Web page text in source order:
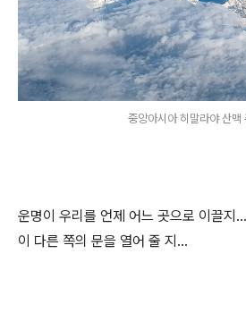
중앙아시아 히말라야 산맥
운명이 우리를 언제 어느 곳으로 이끌지
이 다른 쪽의 문을 열어 줄 지...